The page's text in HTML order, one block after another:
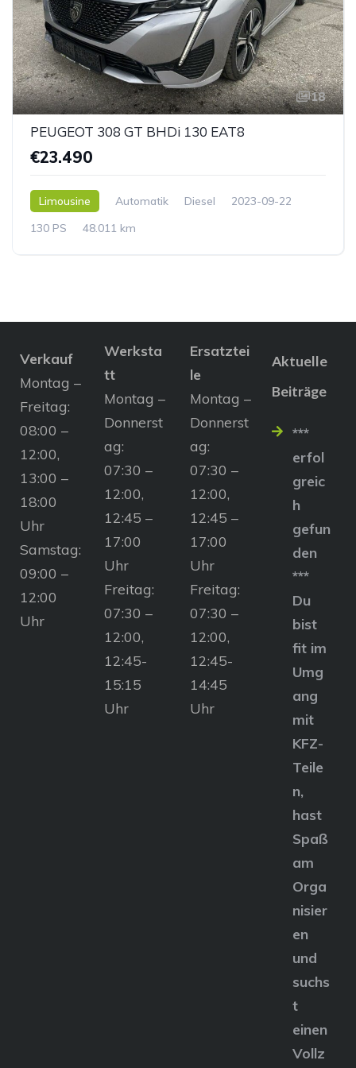
18
PEUGEOT 308 GT BHDi 130 EAT8
€23.490
Limousine Automatik Diesel
2023-09-22
130 PS
48.011 km
Verkauf
Montag –
Freitag:
08:00 –
12:00,
13:00 –
18:00
Uhr
Samstag:
09:00 –
12:00
Uhr
Werksta
tt
Montag –
Donnerst
ag:
07:30 –
12:00,
12:45 –
17:00
Uhr
Freitag:
07:30 –
12:00,
12:45-
15:15
Uhr
Ersatztei
le
Montag –
Donnerst
ag:
07:30 –
12:00,
12:45 –
17:00
Uhr
Freitag:
07:30 –
12:00,
12:45-
14:45
Uhr
Aktuelle
Beiträge
***
erfol
greic
h
gefun
den
***
Du
bist
fit im
Umg
ang
mit
KFZ-
Teile
n,
hast
Spaß
am
Orga
nisier
en
und
suchs
t
einen
Vollz